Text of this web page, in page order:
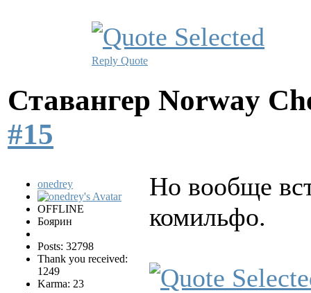
Reply Quote
Ставангер Norway
#15
onedrey
OFFLINE
Боярин
Posts: 32798
Thank you received:
1249
Karma: 23
Но вообще
комильфо.